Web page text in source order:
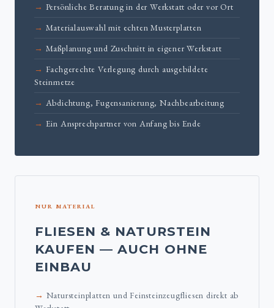
Persönliche Beratung in der Werkstatt oder vor Ort
Materialauswahl mit echten Musterplatten
Maßplanung und Zuschnitt in eigener Werkstatt
Fachgerechte Verlegung durch ausgebildete
Steinmetze
Abdichtung, Fugensanierung, Nachbearbeitung
Ein Ansprechpartner von Anfang bis Ende
NUR MATERIAL
FLIESEN & NATURSTEIN
KAUFEN — AUCH OHNE
EINBAU
Natursteinplatten und Feinsteinzeugfliesen direkt ab